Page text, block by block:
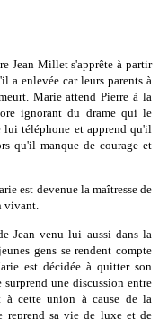
Jean Millet s'apprête à partir
a enlevée car leurs parents à
Marie attend Pierre à la
ignorant du drame qui le
lui téléphone et apprend qu'il
qu'il manque de courage et
est devenue la maîtresse de
vivant.
Jean venu lui aussi dans la
gens se rendent compte
est décidée à quitter son
une discussion entre
à cette union à cause de la
reprend sa vie de luxe et de